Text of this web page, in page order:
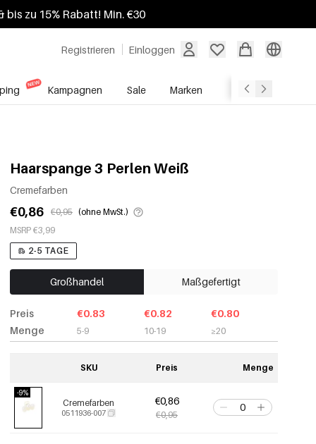
bis zu 15% Rabatt! Min. €30
Registrieren Einloggen
Kampagnen Sale Marken
Haarspange 3 Perlen Weiß
Cremefarben
€0,86 €0,95 (ohne MwSt.)
MSRP €3,99
2-5 TAGE
Großhandel Maßgefertigt
Preis
Menge
€0.83
5-9
€0.82
10-19
€0.80
≥20
SKU Preis Menge
-9%
Cremefarben
0511936-007
€0,86
€0,95